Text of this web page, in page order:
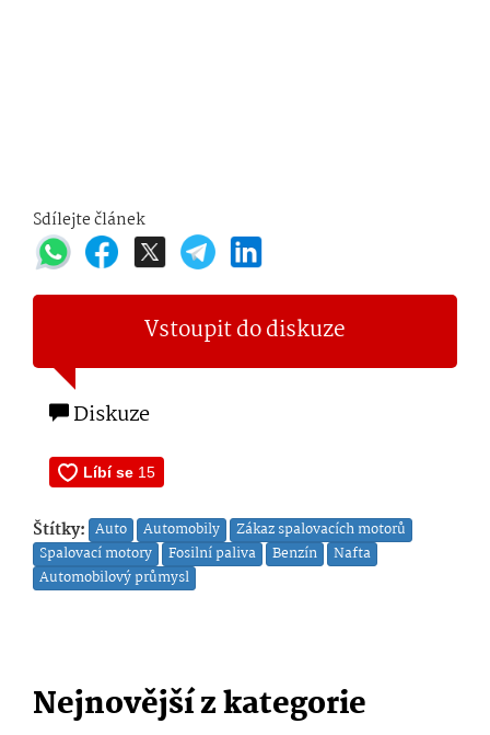
Sdílejte článek
Vstoupit do diskuze
Diskuze
Štítky: Auto Automobily
Zákaz spalovacích motorů
Spalovací motory
Fosilní paliva Benzín
Nafta
Automobilový průmysl
Nejnovější z kategorie